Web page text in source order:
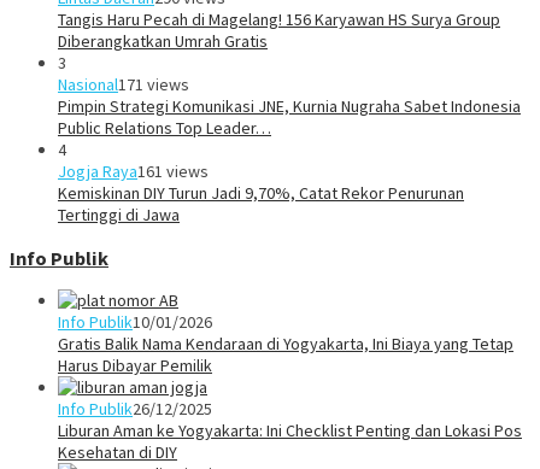
Tangis Haru Pecah di Magelang! 156 Karyawan HS Surya Group
Diberangkatkan Umrah Gratis
3
Nasional171 views
Pimpin Strategi Komunikasi JNE, Kurnia Nugraha Sabet Indonesia
Public Relations Top Leader…
4
Jogja Raya161 views
Kemiskinan DIY Turun Jadi 9,70%, Catat Rekor Penurunan
Tertinggi di Jawa
Info Publik
Info Publik10/01/2026
Gratis Balik Nama Kendaraan di Yogyakarta, Ini Biaya yang Tetap
Harus Dibayar Pemilik
Info Publik26/12/2025
Liburan Aman ke Yogyakarta: Ini Checklist Penting dan Lokasi Pos
Kesehatan di DIY